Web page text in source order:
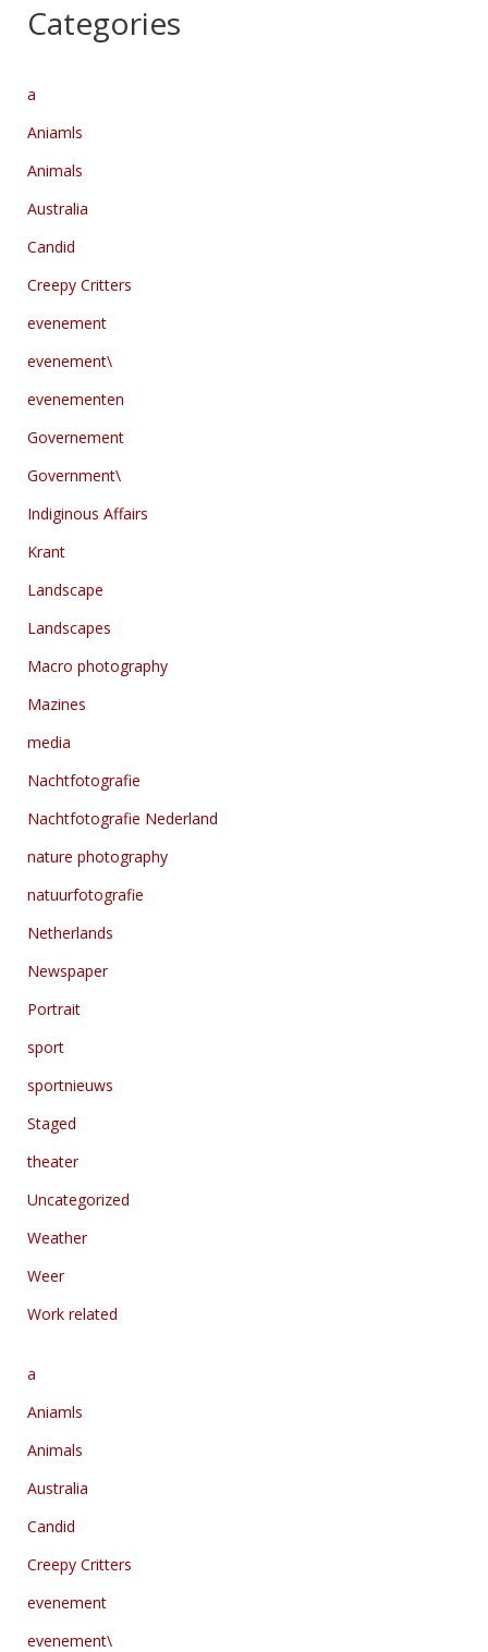
Categories
a
Aniamls
Animals
Australia
Candid
Creepy Critters
evenement
evenement\
evenementen
Governement
Government\
Indiginous Affairs
Krant
Landscape
Landscapes
Macro photography
Mazines
media
Nachtfotografie
Nachtfotografie Nederland
nature photography
natuurfotografie
Netherlands
Newspaper
Portrait
sport
sportnieuws
Staged
theater
Uncategorized
Weather
Weer
Work related
a
Aniamls
Animals
Australia
Candid
Creepy Critters
evenement
evenement\